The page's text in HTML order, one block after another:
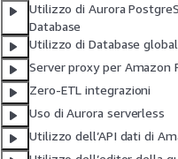
Utilizzo di Aurora
Database
Utilizzo di Database
Server proxy per Amazon
Zero-ETL integrazioni
Uso di Aurora serverless
Utilizzo dell’API dati di